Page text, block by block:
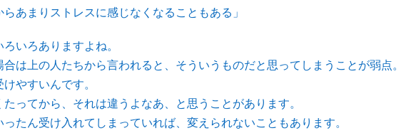
らあまりストレスに感じなくなることもある」
ろいろありますよね。
合は上の人たちから言われると、そういうものだと思ってしまうことが弱点。
やすいんです。
たってから、それは違うよなあ、と思うことがあります。
ったん受け入れてしまっていれば、変えられないこともあります。